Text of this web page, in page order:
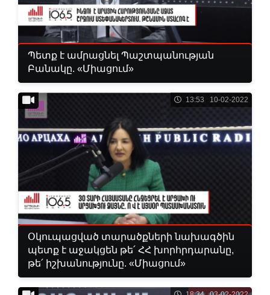
Պետք է ամրացնել Պաշտպանության
Բանակը. «Միացում»
13:53 10-02-2022
Օկուպացված տարածքների նախագծին
պետք է աջակցեն թե՛ ՀՀ խորհրդարանը,
թե՛ իշխանությունը. «Միացում»